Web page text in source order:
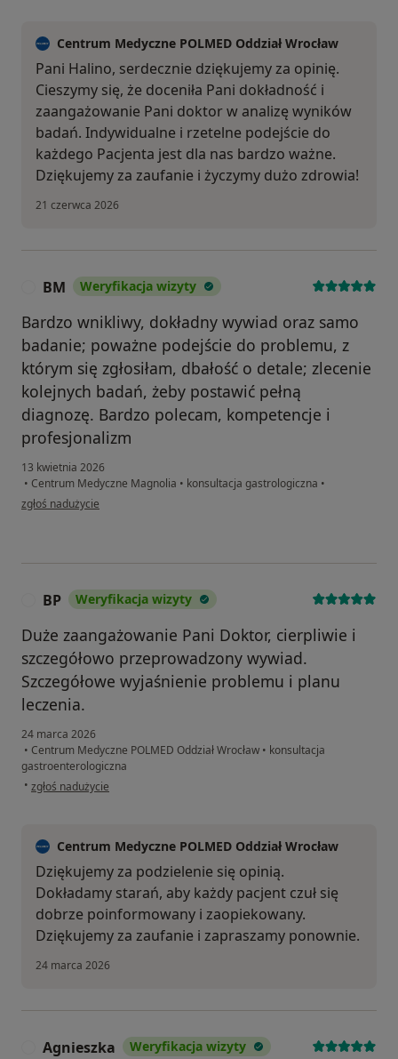
Centrum Medyczne POLMED Oddział Wrocław
Pani Halino, serdecznie dziękujemy za opinię.
Cieszymy się, że doceniła Pani dokładność i
zaangażowanie Pani doktor w analizę wyników
badań. Indywidualne i rzetelne podejście do
każdego Pacjenta jest dla nas bardzo ważne.
Dziękujemy za zaufanie i życzymy dużo zdrowia!
21 czerwca 2026
BM Weryfikacja wizyty
Bardzo wnikliwy, dokładny wywiad oraz samo
badanie; poważne podejście do problemu, z
którym się zgłosiłam, dbałość o detale; zlecenie
kolejnych badań, żeby postawić pełną
diagnozę. Bardzo polecam, kompetencje i
profesjonalizm
13 kwietnia 2026
• Centrum Medyczne Magnolia • konsultacja gastrologiczna •
w opinii użytkownika BM
zgłoś nadużycie
BP Weryfikacja wizyty
Duże zaangażowanie Pani Doktor, cierpliwie i
szczegółowo przeprowadzony wywiad.
Szczegółowe wyjaśnienie problemu i planu
leczenia.
24 marca 2026
• Centrum Medyczne POLMED Oddział Wrocław • konsultacja
gastroenterologiczna
• w opinii użytkownika BP
zgłoś nadużycie
Centrum Medyczne POLMED Oddział Wrocław
Dziękujemy za podzielenie się opinią.
Dokładamy starań, aby każdy pacjent czuł się
dobrze poinformowany i zaopiekowany.
Dziękujemy za zaufanie i zapraszamy ponownie.
24 marca 2026
Agnieszka Weryfikacja wizyty